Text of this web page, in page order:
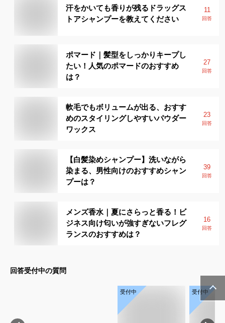
汗をかいても香りが残るドラッグス
トアシャンプーを教えてください
11
回答
ポマード｜髪型をしっかりキープし
たい！人気のポマードのおすすめ
は？
27
回答
軟毛でもボリュームが出る、おすす
めのスタイリングしやすいパウダー
ワックス
23
回答
【白髪染めシャンプー】洗いながら
染まる、男性向けのおすすめシャン
プーは？
39
回答
メンズ香水｜夏にさらっと香る！ビ
ジネス向け匂いが強すぎないフレグ
ランスのおすすめは？
16
回答
回答受付中の質問
受付中 受付中